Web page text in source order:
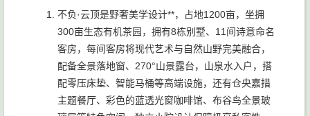
不负·云顶是野奢美学设计**，占地1200亩，坐拥
300亩生态有机茶园，拥有8栋别墅、11间诗意命名
客房，每间客房将现代艺术与自然山野完美融合，
配备全景落地窗、270°山景露台，山泉水入户，搭
配零压床垫、智能马桶等高端设施，还有仓央嘉措
主题餐厅、彩色的蓝透光窗咖啡馆、布谷鸟全景玻